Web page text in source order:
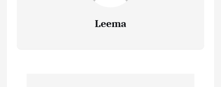
Leema